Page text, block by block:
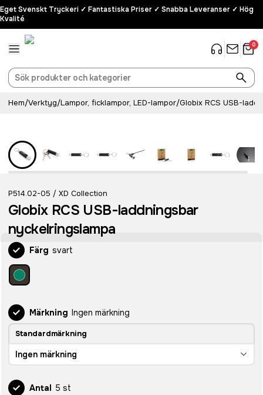
Eget Svenskt Tryckeri ✓ Fantastiska Priser ✓ Snabba Leveranser ✓ Hög
Kvalité
0
Hem/Verktyg/Lampor, ficklampor, LED-lampor/Globix RCS USB-
P514.02-05 / XD Collection
Globix RCS USB-laddningsbar
nyckelringslampa
Färg svart
Märkning Ingen märkning
Standardmärkning
Ingen märkning
Antal 5 st